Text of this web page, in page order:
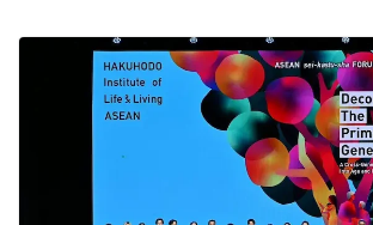
เวที America’s Got Talent พ
กำลังใจสู่รอบต่อไป